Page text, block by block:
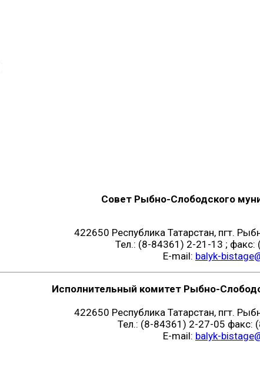
Совет Рыбно-Слободского
422650 Республика Татарстан, пгт.
Тел.: (8-84361) 2-21-13 ;
E-mail: balyk-
Исполнительный комитет Рыбно-
422650 Республика Татарстан, пгт.
Тел.: (8-84361) 2-27-05 факс:
E-mail: balyk-